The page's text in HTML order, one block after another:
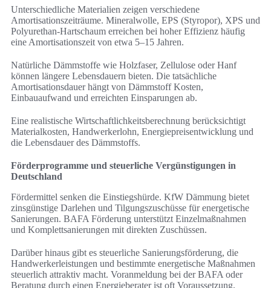
Unterschiedliche Materialien zeigen verschiedene
Amortisationszeiträume. Mineralwolle, EPS (Styropor), XPS und
Polyurethan-Hartschaum erreichen bei hoher Effizienz häufig
eine Amortisationszeit von etwa 5–15 Jahren.
Natürliche Dämmstoffe wie Holzfaser, Zellulose oder Hanf
können längere Lebensdauern bieten. Die tatsächliche
Amortisationsdauer hängt von Dämmstoff Kosten,
Einbauaufwand und erreichten Einsparungen ab.
Eine realistische Wirtschaftlichkeitsberechnung berücksichtigt
Materialkosten, Handwerkerlohn, Energiepreisentwicklung und
die Lebensdauer des Dämmstoffs.
Förderprogramme und steuerliche Vergünstigungen in
Deutschland
Fördermittel senken die Einstiegshürde. KfW Dämmung bietet
zinsgünstige Darlehen und Tilgungszuschüsse für energetische
Sanierungen. BAFA Förderung unterstützt Einzelmaßnahmen
und Komplettsanierungen mit direkten Zuschüssen.
Darüber hinaus gibt es steuerliche Sanierungsförderung, die
Handwerkerleistungen und bestimmte energetische Maßnahmen
steuerlich attraktiv macht. Voranmeldung bei der BAFA oder
Beratung durch einen Energieberater ist oft Voraussetzung.